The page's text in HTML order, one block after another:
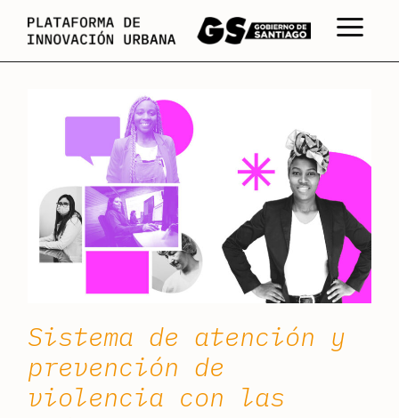
content
Sistema de atención y
prevención de
violencia con las